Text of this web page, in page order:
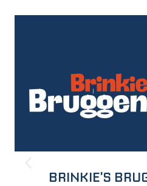
BRINKIE'S